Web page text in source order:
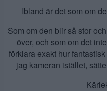
Ibland är det som om
Som om den blir så stor
över, och som om det
förklara exakt hur
jag kameran istället,